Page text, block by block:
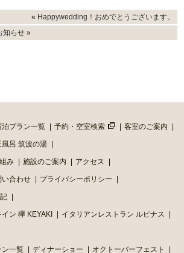
« Happywedding！おめでとうございます。
知らせ »
泊プラン一覧 予約・空室検索 客室のご案内
風呂 筑波の湯
み 施設のご案内 アクセス
い合わせ プライバシーポリシー
ン 欅 KEYAKI イタリアンレストラン ルピナス
ン一覧 ディナーショー オクトーバーフェスト